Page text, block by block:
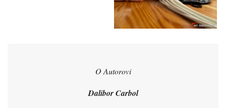
O Autorovi
Dalibor Carbol